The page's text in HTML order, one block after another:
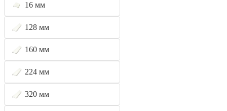
16 мм
128 мм
160 мм
224 мм
320 мм